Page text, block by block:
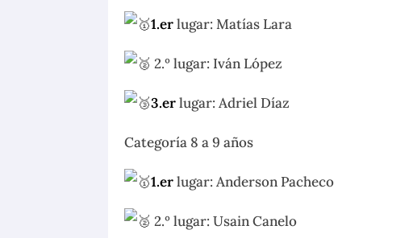
1.erlugar: Matías Lara
2.º lugar: Iván López
3.erlugar: Adriel Díaz
Categoría 8 a 9 años
1.erlugar: Anderson Pacheco
2.º lugar: Usain Canelo